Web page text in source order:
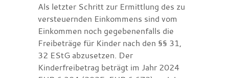
Als letzter Schritt zur Ermittlung des zu
versteuernden Einkommens sind vom
Einkommen noch gegebenenfalls die
Freibeträge für Kinder nach den §§ 31,
32 EStG abzusetzen. Der
Kinderfreibetrag beträgt im Jahr 2024